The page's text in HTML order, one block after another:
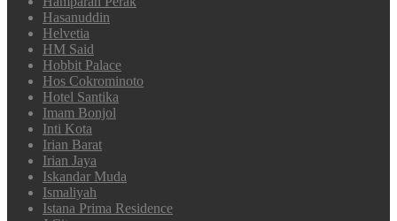
Hasanuddin
Helvetia
HM Said
Hobbit Palace
Hos Cokrominoto
Hotel Santika
Imam Bonjol
Inti Kota
Irian Barat
Irian Jaya
Iskandar Muda
Ismaliyah
Istana Prima Residence